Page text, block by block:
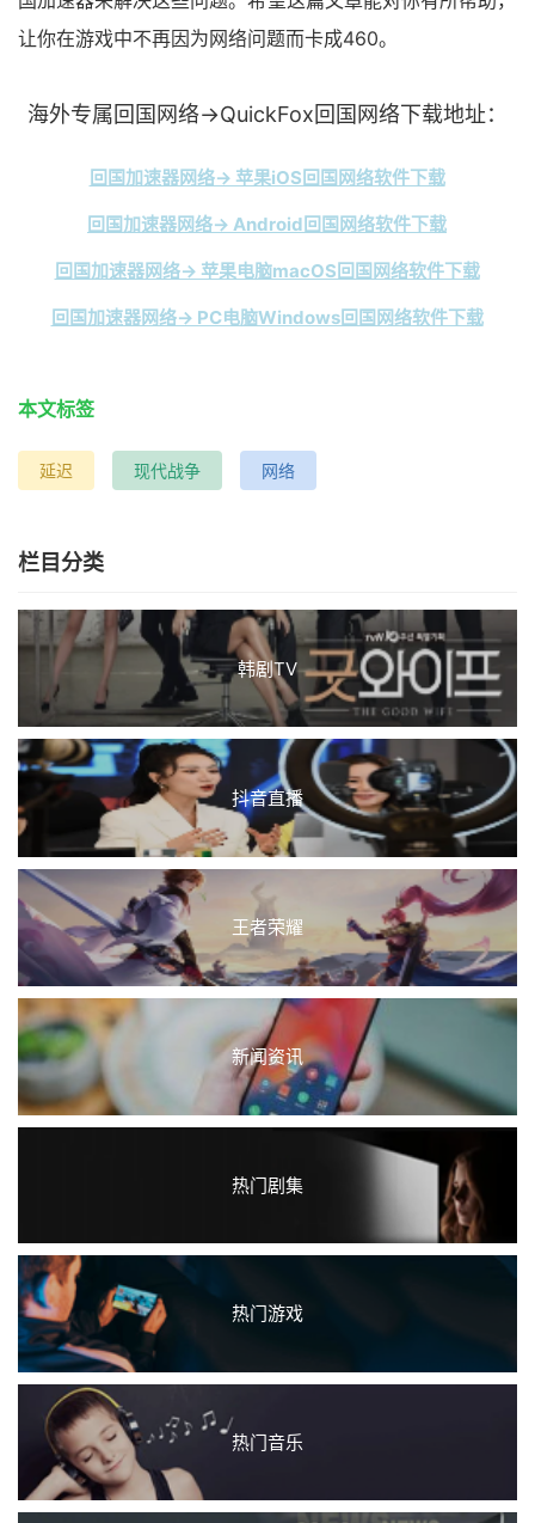
让你在游戏中不再因为网络问题而卡成460。
海外专属回国网络→QuickFox回国网络下载地址：
回国加速器网络→ 苹果iOS回国网络软件下载
回国加速器网络→ Android回国网络软件下载
回国加速器网络→ 苹果电脑macOS回国网络软件下载
回国加速器网络→ PC电脑Windows回国网络软件下载
本文标签
延迟 现代战争 网络
栏目分类
韩剧TV
抖音直播
王者荣耀
新闻资讯
热门剧集
热门游戏
热门音乐